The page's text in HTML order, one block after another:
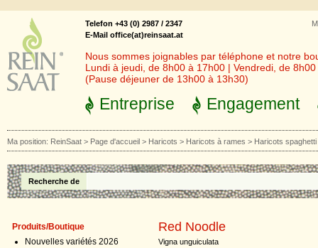
Telefon +43 (0) 2987 / 2347
E-Mail office(at)reinsaat.at
Nous sommes joignables par téléphone et notre
Lundi à jeudi, de 8h00 à 17h00 | Vendredi, de
(Pause déjeuner de 13h00 à 13h30)
Entreprise Engagement
Ma position: ReinSaat > Page d'accueil > Haricots > Haricots à rames > Haricots spaghetti
Recherche de
Produits/Boutique
Nouvelles variétés 2026
Red Noodle
Vigna unguiculata